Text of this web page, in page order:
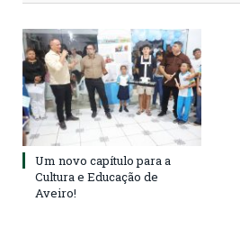
Um novo capítulo para a
Cultura e Educação de
Aveiro!